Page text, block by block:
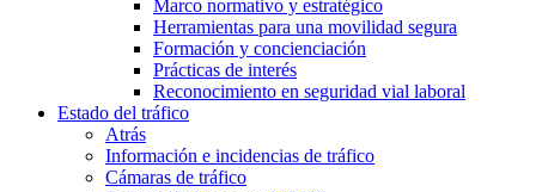
Marco normativo y estratégico
Herramientas para una movilidad segura
Formación y concienciación
Prácticas de interés
Reconocimiento en seguridad vial laboral
Estado del tráfico
Atrás
Información e incidencias de tráfico
Cámaras de tráfico